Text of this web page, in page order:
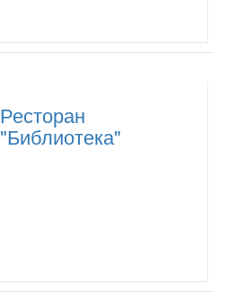
Ресторан
"Библиотека"